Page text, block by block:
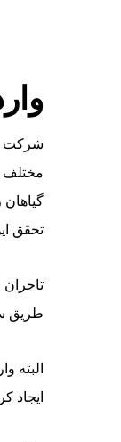
شرکت
مختلف
تحقق
تاجران
طریق
البته
ایجاد